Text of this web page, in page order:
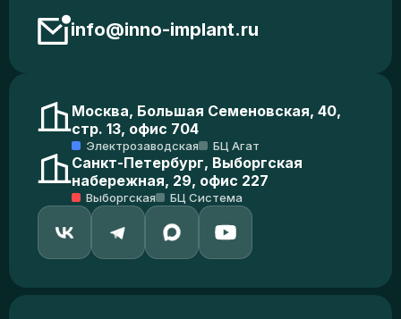
info@inno-implant.ru
Москва, Большая Семеновская, 40,
стр. 13, офис 704
Электрозаводская БЦ Агат
Санкт-Петербург, Выборгская
набережная, 29, офис 227
Выборгская БЦ Система